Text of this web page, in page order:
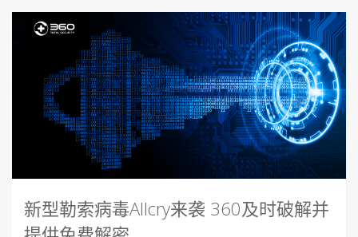
新型勒索病毒Allcry来袭 360及时破解并